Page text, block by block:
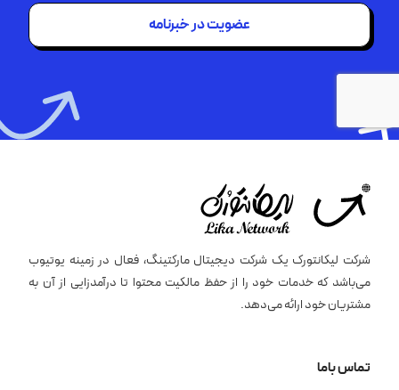
شرکت لیکانتورک یک شرکت دیجیتال مارکتینگ، فعال در زمینه یوتیوب
می‌باشد که خدمات خود را از حفظ مالکیت محتوا تا درآمدزایی از آن به
مشتریان خود ارائه می‌دهد.
تماس باما